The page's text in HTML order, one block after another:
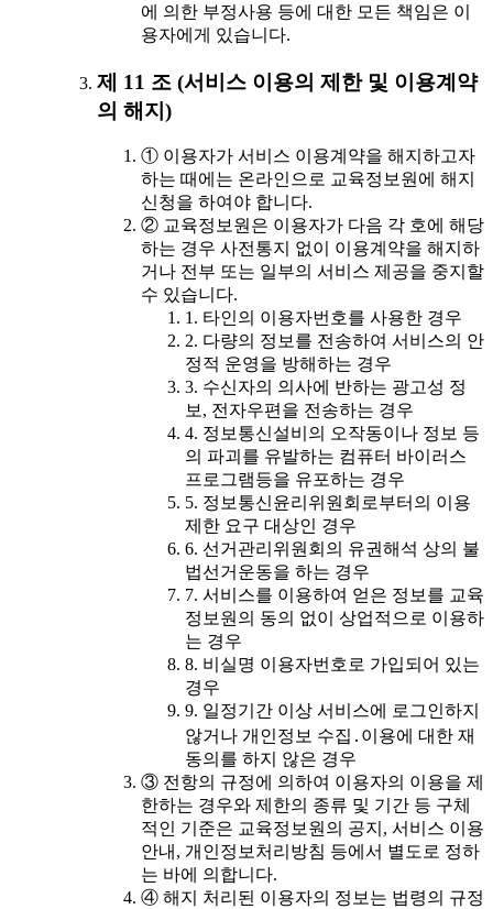
에 의한 부정사용 등에 대한 모든 책임은 이
용자에게 있습니다.
제 11 조 (서비스 이용의 제한 및 이용계약
의 해지)
① 이용자가 서비스 이용계약을 해지하고자
하는 때에는 온라인으로 교육정보원에 해지
신청을 하여야 합니다.
② 교육정보원은 이용자가 다음 각 호에 해당
하는 경우 사전통지 없이 이용계약을 해지하
거나 전부 또는 일부의 서비스 제공을 중지할
수 있습니다.
1. 타인의 이용자번호를 사용한 경우
2. 다량의 정보를 전송하여 서비스의 안
정적 운영을 방해하는 경우
3. 수신자의 의사에 반하는 광고성 정
보, 전자우편을 전송하는 경우
4. 정보통신설비의 오작동이나 정보 등
의 파괴를 유발하는 컴퓨터 바이러스
프로그램등을 유포하는 경우
5. 정보통신윤리위원회로부터의 이용
제한 요구 대상인 경우
6. 선거관리위원회의 유권해석 상의 불
법선거운동을 하는 경우
7. 서비스를 이용하여 얻은 정보를 교육
정보원의 동의 없이 상업적으로 이용하
는 경우
8. 비실명 이용자번호로 가입되어 있는
경우
9. 일정기간 이상 서비스에 로그인하지
않거나 개인정보 수집․이용에 대한 재
동의를 하지 않은 경우
③ 전항의 규정에 의하여 이용자의 이용을 제
한하는 경우와 제한의 종류 및 기간 등 구체
적인 기준은 교육정보원의 공지, 서비스 이용
안내, 개인정보처리방침 등에서 별도로 정하
는 바에 의합니다.
④ 해지 처리된 이용자의 정보는 법령의 규정